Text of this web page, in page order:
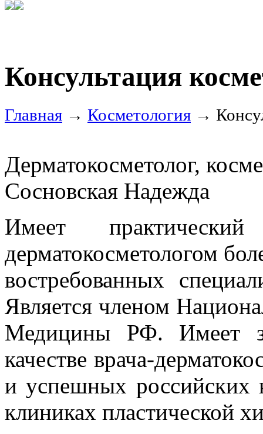
Консультация
Главная → Косметология →
Дерматокосметолог,
Сосновская Надежда
Имеет
дерматокосметологом
востребованных
Является членом
Медицины РФ. Имеет
качестве врача-
и успешных российских
клиниках пластической